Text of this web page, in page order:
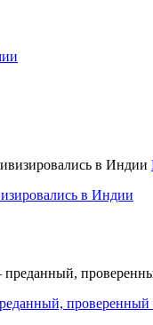
в Индии
проверенный